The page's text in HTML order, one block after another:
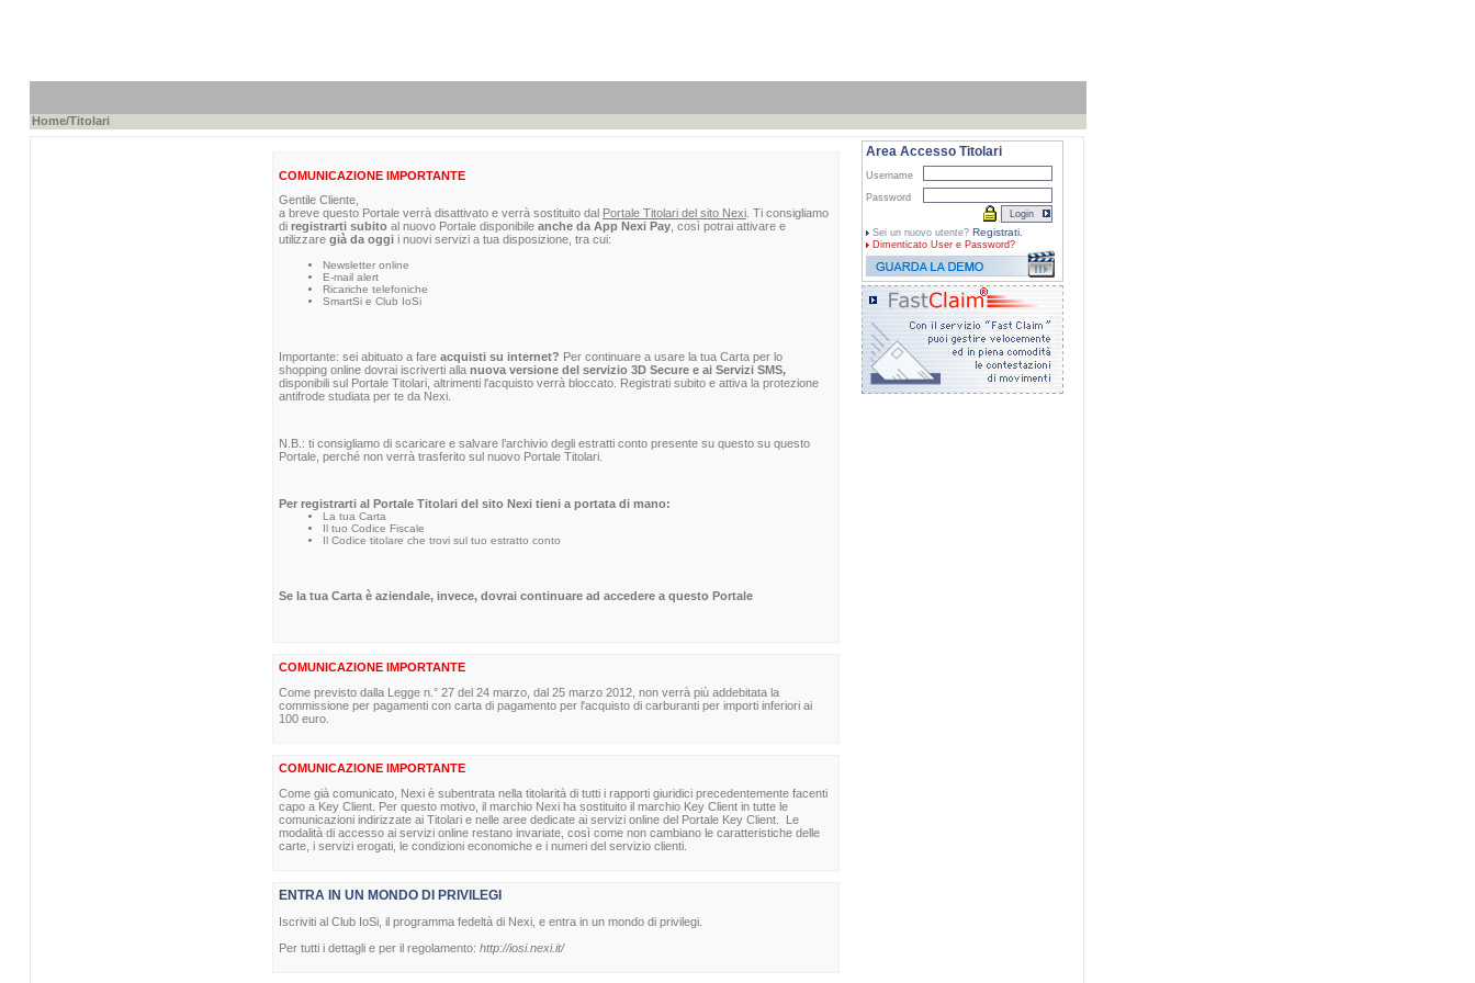
Home/Titolari
COMUNICAZIONE IMPORTANTE
Gentile Cliente,
a breve questo Portale verrà disattivato e verrà sostituito dal Portale Titolari del sito Nexi. Ti consigliamo
diregistrarti subitoal nuovo Portale disponibile anche da App Nexi Pay, così potrai attivare e
utilizzare già da oggii nuovi servizi a tua disposizione, tra cui:
Newsletter online
E-mail alert
Ricariche telefoniche
SmartSi e Club IoSi
Importante: sei abituato a fare acquisti su internet? Per continuare a usare la tua Carta per lo
shopping online dovrai iscriverti alla nuova versione del servizio 3D Secure e ai Servizi SMS,
disponibili sul Portale Titolari, altrimenti l'acquisto verrà bloccato. Registrati subito e attiva la protezione
antifrode studiata per te da Nexi.
N.B.: ti consigliamo di scaricare e salvare l’archivio degli estratti conto presente su questo su questo
Portale, perché non verrà trasferito sul nuovo Portale Titolari.
Per registrarti al Portale Titolari del sito Nexi tieni a portata di mano:
La tua Carta
Il tuo Codice Fiscale
Il Codice titolare che trovi sul tuo estratto conto
Se la tua Carta è aziendale, invece, dovrai continuare ad accedere a questo Portale
COMUNICAZIONE IMPORTANTE
Come previsto dalla Legge n.° 27 del 24 marzo, dal 25 marzo 2012, non verrà più addebitata la
commissione per pagamenti con carta di pagamento per l'acquisto di carburanti per importi inferiori ai
100 euro.
COMUNICAZIONE IMPORTANTE
Come già comunicato, Nexi è subentrata nella titolarità di tutti i rapporti giuridici precedentemente facenti
capo a Key Client. Per questo motivo, il marchio Nexi ha sostituito il marchio Key Client in tutte le
comunicazioni indirizzate ai Titolari e nelle aree dedicate ai servizi online del Portale Key Client. Le
modalità di accesso ai servizi online restano invariate, così come non cambiano le caratteristiche delle
carte, i servizi erogati, le condizioni economiche e i numeri del servizio clienti.
ENTRA IN UN MONDO DI PRIVILEGI
Iscriviti al Club IoSi, il programma fedeltà di Nexi, e entra in un mondo di privilegi.
Per tutti i dettagli e per il regolamento: http://iosi.nexi.it/
Area Accesso Titolari
Username
Password
Sei un nuovo utente? Registrati.
Dimenticato User e Password?